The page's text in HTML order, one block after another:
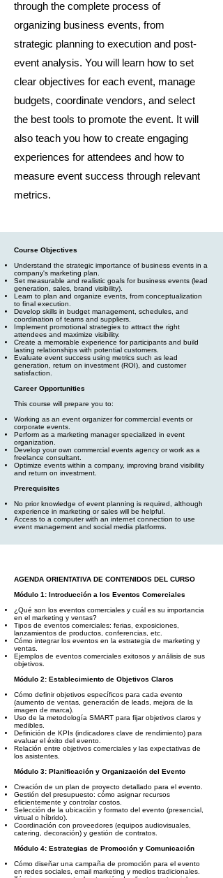
through the complete process of
organizing business events, from
strategic planning to execution and post-
event analysis. You will learn how to set
clear objectives for each event, manage
budgets, coordinate vendors, and select
the best tools to promote the event. It will
also teach you how to create engaging
experiences for attendees and how to
measure event success through relevant
metrics.
Course Objectives
Understand the strategic importance of business events in a
company's marketing plan.
Set measurable and realistic goals for business events (lead
generation, sales, brand visibility).
Learn to plan and organize events, from conceptualization
to final execution.
Develop skills in budget management, schedules, and
coordination of teams and suppliers.
Implement promotional strategies to attract the right
attendees and maximize visibility.
Create a memorable experience for participants and build
lasting relationships with potential customers.
Evaluate event success using metrics such as lead
generation, return on investment (ROI), and customer
satisfaction.
Career Opportunities
This course will prepare you to:
Working as an event organizer for commercial events or
corporate events.
Perform as a marketing manager specialized in event
organization.
Develop your own commercial events agency or work as a
freelance consultant.
Optimize events within a company, improving brand visibility
and return on investment.
Prerequisites
No prior knowledge of event planning is required, although
experience in marketing or sales will be helpful.
Access to a computer with an internet connection to use
event management and social media platforms.
AGENDA ORIENTATIVA DE CONTENIDOS DEL CURSO
Módulo 1: Introducción a los Eventos Comerciales
¿Qué son los eventos comerciales y cuál es su importancia
en el marketing y ventas?
Tipos de eventos comerciales: ferias, exposiciones,
lanzamientos de productos, conferencias, etc.
Cómo integrar los eventos en la estrategia de marketing y
ventas.
Ejemplos de eventos comerciales exitosos y análisis de sus
objetivos.
Módulo 2: Establecimiento de Objetivos Claros
Cómo definir objetivos específicos para cada evento
(aumento de ventas, generación de leads, mejora de la
imagen de marca).
Uso de la metodología SMART para fijar objetivos claros y
medibles.
Definición de KPIs (indicadores clave de rendimiento) para
evaluar el éxito del evento.
Relación entre objetivos comerciales y las expectativas de
los asistentes.
Módulo 3: Planificación y Organización del Evento
Creación de un plan de proyecto detallado para el evento.
Gestión del presupuesto: cómo asignar recursos
eficientemente y controlar costos.
Selección de la ubicación y formato del evento (presencial,
virtual o híbrido).
Coordinación con proveedores (equipos audiovisuales,
catering, decoración) y gestión de contratos.
Módulo 4: Estrategias de Promoción y Comunicación
Cómo diseñar una campaña de promoción para el evento
en redes sociales, email marketing y medios tradicionales.